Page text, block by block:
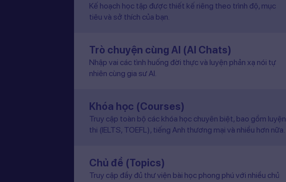
Kế hoạch học tập được thiết kế riêng theo trình độ, mục
tiêu và sở thích của bạn.
Trò chuyện cùng AI (AI Chats)
Nhập vai các tình huống đời thực và luyện phản xạ nói tự
nhiên cùng gia sư AI.
Khóa học (Courses)
Truy cập toàn bộ các khóa học chuyên biệt, bao gồm luyện
thi (IELTS, TOEFL), tiếng Anh thương mại và nhiều hơn nữa.
Chủ đề (Topics)
Truy cập đầy đủ thư viện bài học phong phú với nhiều chủ